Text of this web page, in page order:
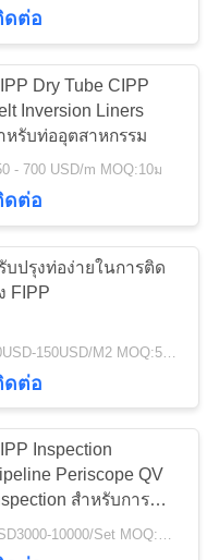
ลียูรี
763
กรรม
ดต่อ
Dry Tube CIPP
Inversion Liners
หรับท่ออุตสาหกรรม
- 700 USD/m MOQ:10ม
ดต่อ
บปรุงท่อง่ายในการติด
FIPP
ดต่อ
Inspection
Periscope QV
สําหรับการ
วจสอบท่อ CIPP
USD3000-10000/Set MOQ:1 ชุด